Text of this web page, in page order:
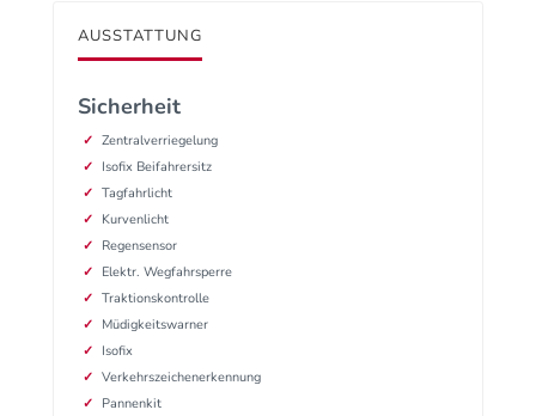
AUSSTATTUNG
Sicherheit
Zentralverriegelung
Isofix Beifahrersitz
Tagfahrlicht
Kurvenlicht
Regensensor
Elektr. Wegfahrsperre
Traktionskontrolle
Müdigkeitswarner
Isofix
Verkehrszeichenerkennung
Pannenkit